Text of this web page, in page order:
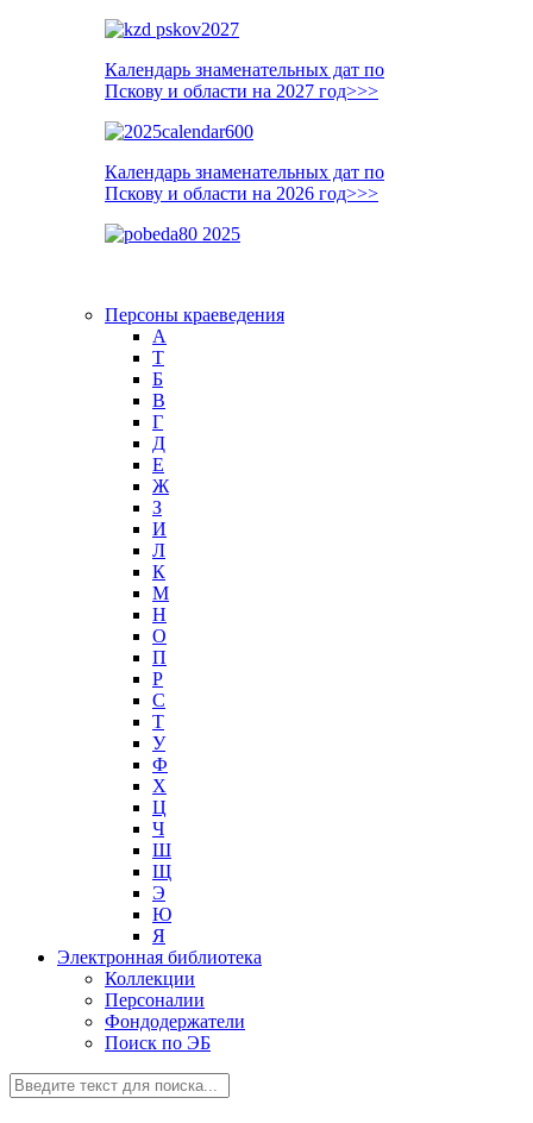
Календарь знаменательных дат по
Пскову и области на 2027 год>>>
Календарь знаменательных дат по
Пскову и области на 2026 год>>>
Персоны краеведения
А
T
Б
В
Г
Д
Е
Ж
З
И
Л
К
М
Н
О
П
Р
С
Т
У
Ф
Х
Ц
Ч
Ш
Щ
Э
Ю
Я
Электронная библиотека
Коллекции
Персоналии
Фондодержатели
Поиск по ЭБ